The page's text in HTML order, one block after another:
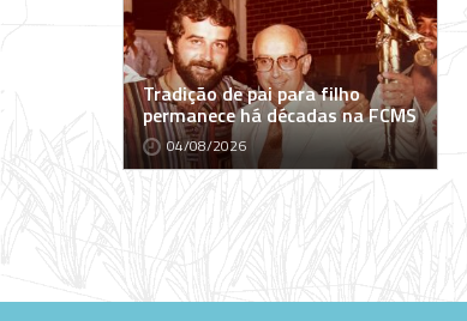
Tradição de pai para filho
permanece há décadas na FCMS
04/08/2026